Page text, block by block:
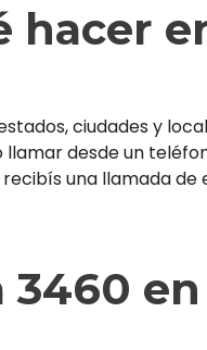
hacer
ciudades y
desde un
una llamada de
3460